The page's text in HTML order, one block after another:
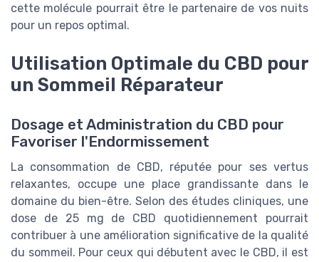
cette molécule pourrait être le partenaire de vos nuits
pour un repos optimal.
Utilisation Optimale du CBD pour
un Sommeil Réparateur
Dosage et Administration du CBD pour
Favoriser l'Endormissement
La consommation de CBD, réputée pour ses vertus
relaxantes, occupe une place grandissante dans le
domaine du bien-être. Selon des études cliniques, une
dose de 25 mg de CBD quotidiennement pourrait
contribuer à une amélioration significative de la qualité
du sommeil. Pour ceux qui débutent avec le CBD, il est